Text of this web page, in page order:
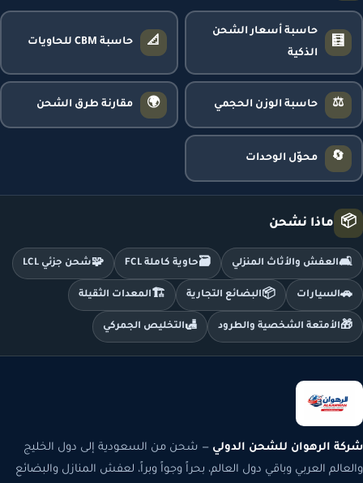
🧮
حاسبة أسعار الشحن
الذكية
📐 حاسبة CBM للحاويات
⚖️ حاسبة الوزن الحجمي 🌍 مقارنة طرق الشحن
🔄 محوّل الوحدات
📦 ماذا نشحن
🛋️العفش والأثاث المنزلي 🗃️حاوية كاملة FCL 🧩شحن جزئي LCL
🚗السيارات 📦البضائع التجارية 🏗️ المعدات الثقيلة
🎁الأمتعة الشخصية والطرود 🛃التخليص الجمركي
شركة الرهوان للشحن الدولي — شحن من السعودية إلى دول الخليج
والعالم العربي وباقي دول العالم، بحراً وجواً وبراً، لعفش المنازل والبضائع